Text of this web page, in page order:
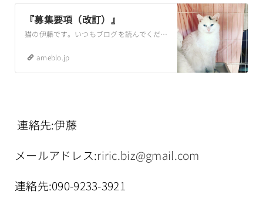
『募集要項（改訂）』
猫の伊藤です。いつもブログを読んでくださり、ありがとうございます。砂やフード、そして譲渡会用のケージなどもたくさんお送りいただきました。いつもご支援、ご協力あ…
ameblo.jp
連絡先:伊藤
メールアドレス:riric.biz@gmail.com
連絡先:090-9233-3921